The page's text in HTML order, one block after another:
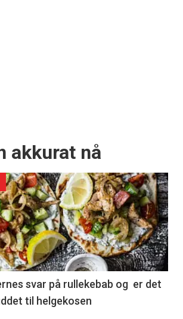
akkurat nå
svar på rullekebab og er det
til helgekosen